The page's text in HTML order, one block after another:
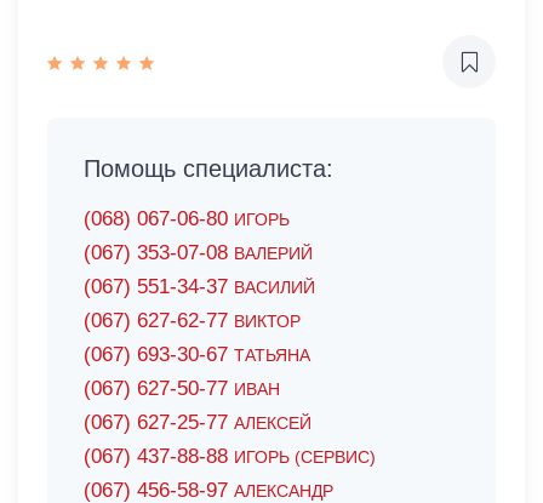
Помощь специалиста:
(068) 067-06-80 ИГОРЬ
(067) 353-07-08 ВАЛЕРИЙ
(067) 551-34-37 ВАСИЛИЙ
(067) 627-62-77 ВИКТОР
(067) 693-30-67 ТАТЬЯНА
(067) 627-50-77 ИВАН
(067) 627-25-77 АЛЕКСЕЙ
(067) 437-88-88 ИГОРЬ (СЕРВИС)
(067) 456-58-97 АЛЕКСАНДР